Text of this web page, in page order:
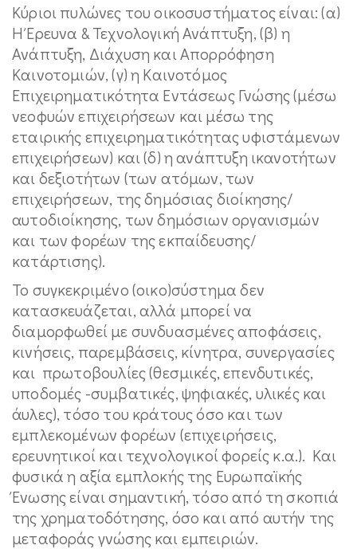
Κύριοι πυλώνες του οικοσυστήματος είναι: (α)
Η Έρευνα & Τεχνολογική Ανάπτυξη, (β) η
Ανάπτυξη, Διάχυση και Απορρόφηση
Καινοτομιών, (γ) η Καινοτόμος
Επιχειρηματικότητα Εντάσεως Γνώσης (μέσω
νεοφυών επιχειρήσεων και μέσω της
εταιρικής επιχειρηματικότητας υφιστάμενων
επιχειρήσεων) και (δ) η ανάπτυξη ικανοτήτων
και δεξιοτήτων (των ατόμων, των
επιχειρήσεων, της δημόσιας διοίκησης/
αυτοδιοίκησης, των δημόσιων οργανισμών
και των φορέων της εκπαίδευσης/
κατάρτισης).
Το συγκεκριμένο (οικο)σύστημα δεν
κατασκευάζεται, αλλά μπορεί να
διαμορφωθεί με συνδυασμένες αποφάσεις,
κινήσεις, παρεμβάσεις, κίνητρα, συνεργασίες
και πρωτοβουλίες (θεσμικές, επενδυτικές,
υποδομές -συμβατικές, ψηφιακές, υλικές και
άυλες), τόσο του κράτους όσο και των
εμπλεκομένων φορέων (επιχειρήσεις,
ερευνητικοί και τεχνολογικοί φορείς κ.α.). Και
φυσικά η αξία εμπλοκής της Ευρωπαϊκής
Ένωσης είναι σημαντική, τόσο από τη σκοπιά
της χρηματοδότησης, όσο και από αυτήν της
μεταφοράς γνώσης και εμπειριών.